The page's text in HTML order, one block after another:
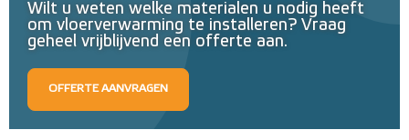
Wilt u weten welke materialen u nodig heeft
om vloerverwarming te installeren? Vraag
geheel vrijblijvend een offerte aan.
OFFERTE AANVRAGEN